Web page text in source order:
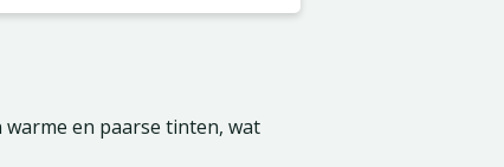
warme en paarse tinten, wat